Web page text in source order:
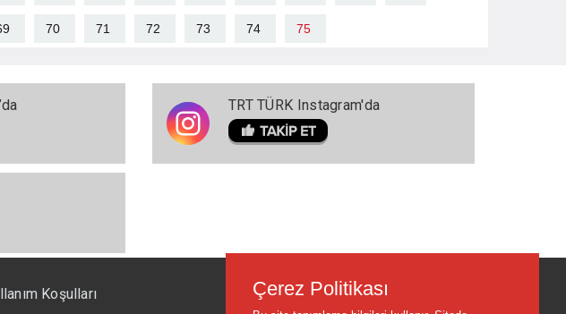
70 71 72 73 74 75
TRT TÜRK Instagram'da
Koşulları Çerez Politikası